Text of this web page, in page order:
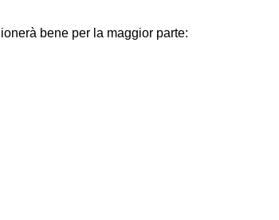
bene per la maggior parte: